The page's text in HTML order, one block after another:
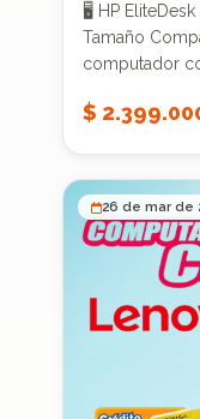
🖥️ HP
Tamaño Compacto El HP EliteDesk 800
computador
que
espacios reducidos. Equipado con Intel
exigentes sin pérdida
técnicas: 🔹
rendimiento
extrema) 🔹
capacidad) 🔹
Conectividad:
para
compacto
$
26 de mar de